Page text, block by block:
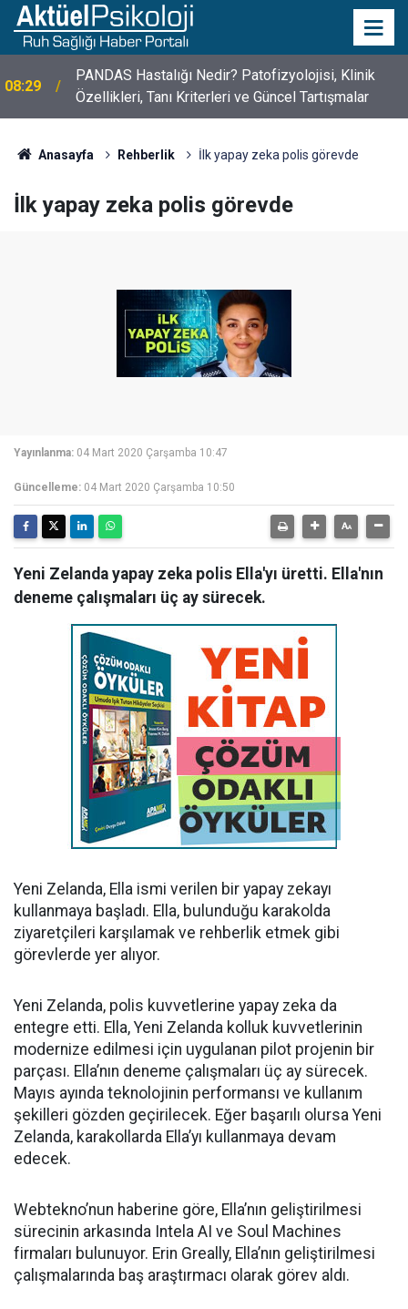
10:30
10 Mayıs Psikologlar Günü Nasıl Ortaya Çıktı? 10
Mayıs Tarihinin Hikayesi
Anasayfa Rehberlik İlk yapay zeka polis görevde
İlk yapay zeka polis görevde
Yayınlanma: 04 Mart 2020 Çarşamba 10:47
Güncelleme: 04 Mart 2020 Çarşamba 10:50
Yeni Zelanda yapay zeka polis Ella'yı üretti. Ella'nın
deneme çalışmaları üç ay sürecek.
Yeni Zelanda, Ella ismi verilen bir yapay zekayı
kullanmaya başladı. Ella, bulunduğu karakolda
ziyaretçileri karşılamak ve rehberlik etmek gibi
görevlerde yer alıyor.
Yeni Zelanda, polis kuvvetlerine yapay zeka da
entegre etti. Ella, Yeni Zelanda kolluk kuvvetlerinin
modernize edilmesi için uygulanan pilot projenin bir
parçası. Ella’nın deneme çalışmaları üç ay sürecek.
Mayıs ayında teknolojinin performansı ve kullanım
şekilleri gözden geçirilecek. Eğer başarılı olursa Yeni
Zelanda, karakollarda Ella’yı kullanmaya devam
edecek.
Webtekno’nun haberine göre, Ella’nın geliştirilmesi
sürecinin arkasında Intela AI ve Soul Machines
firmaları bulunuyor. Erin Greally, Ella’nın geliştirilmesi
çalışmalarında baş araştırmacı olarak görev aldı.